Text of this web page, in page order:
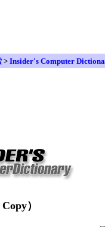
> Insider's Computer
）